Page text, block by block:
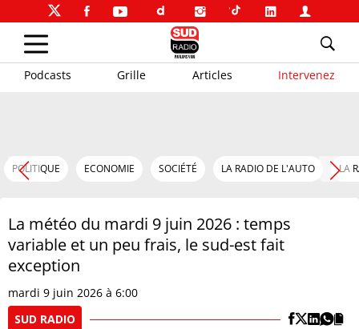
Podcasts Grille Articles Intervenez
POLITIQUE ECONOMIE SOCIÉTÉ LA RADIO DE L'AUTO LA
La météo du mardi 9 juin 2026 : temps
variable et un peu frais, le sud-est fait
exception
mardi 9 juin 2026 à 6:00
SUD RADIO